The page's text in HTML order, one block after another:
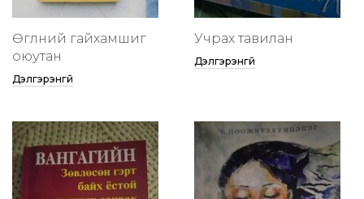
Өглөөний гайхамшиг
оюутан
Дэлгэрэнгүй
Учрах тавилан
Дэлгэрэнгүй